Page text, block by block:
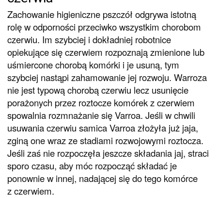
Zachowanie higieniczne pszczół odgrywa istotną
rolę w odporności przeciwko wszystkim chorobom
czerwiu. Im szybciej i dokładniej robotnice
opiekujące się czerwiem rozpoznają zmienione lub
uśmiercone chorobą komórki i je usuną, tym
szybciej nastąpi zahamowanie jej rozwoju. Warroza
nie jest typową chorobą czerwiu lecz usunięcie
porażonych przez roztocze komórek z czerwiem
spowalnia rozmnażanie się Varroa. Jeśli w chwili
usuwania czerwiu samica Varroa złożyła już jaja,
zginą one wraz ze stadiami rozwojowymi roztocza.
Jeśli zaś nie rozpoczęła jeszcze składania jaj, straci
sporo czasu, aby móc rozpocząć składać je
ponownie w innej, nadającej się do tego komórce
z czerwiem.